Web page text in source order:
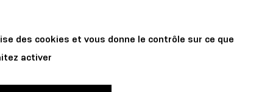
Prevesadur
des cookies et vous donne le contrôle sur ce que
activer